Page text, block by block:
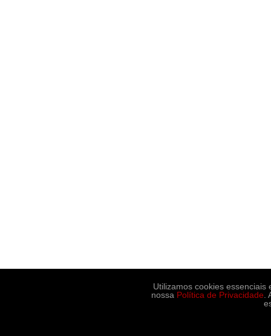
Utilizamos cookies
nossa Política de Privacidade